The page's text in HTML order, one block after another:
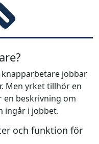
jobbar
Men yrket tillhör en
en beskrivning om
ingår i jobbet.
och funktion för